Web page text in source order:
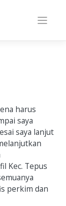
harus
saya
saya lanjut
Kec. Tepus
perkim dan